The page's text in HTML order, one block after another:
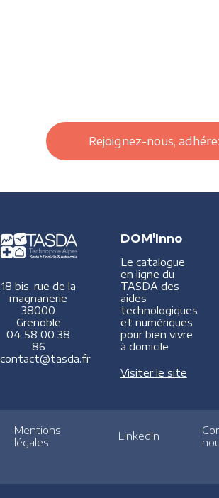
Rejoignez-nous,
18 bis, rue de la
magnanerie
38000
Grenoble
04 58 00 38
86
contact@tasda.fr
DOM'Inno
Le catalogue
en ligne du
TASDA des
aides
technologiques
et numériques
pour bien vivre
à domicile
Visiter le site
Mentions
légales
LinkedIn